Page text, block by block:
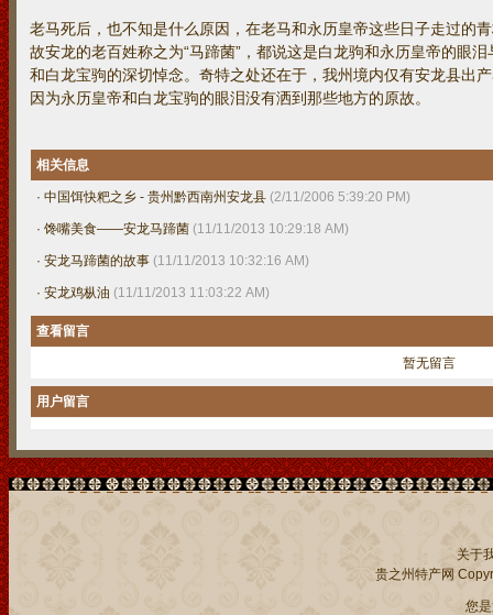
老马死后，也不知是什么原因，在老马和永历皇帝这些日子走过的
故安龙的老百姓称之为“马蹄菌”，都说这是白龙驹和永历皇帝的眼
和白龙宝驹的深切悼念。奇特之处还在于，我州境内仅有安龙县出
因为永历皇帝和白龙宝驹的眼泪没有洒到那些地方的原故。
相关信息
· 中国饵快粑之乡 - 贵州黔西南州安龙县 (2/11/2006 5:39:20 PM)
· 馋嘴美食——安龙马蹄菌 (11/11/2013 10:29:18 AM)
· 安龙马蹄菌的故事 (11/11/2013 10:32:16 AM)
· 安龙鸡枞油 (11/11/2013 11:03:22 AM)
查看留言
暂无留言
用户留言
关于
贵之州特产网
您